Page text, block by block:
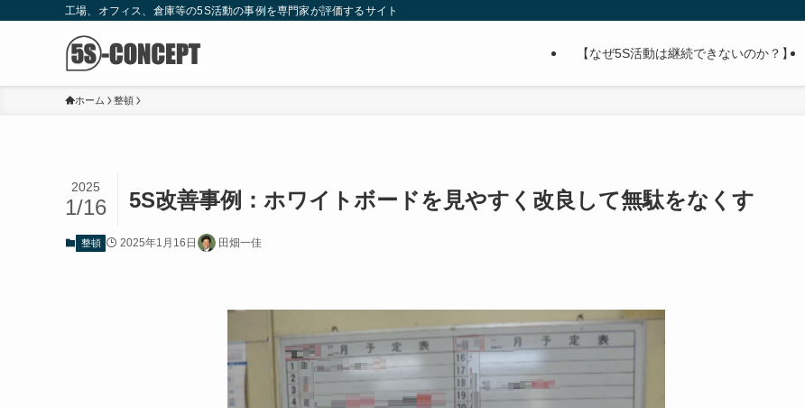
工場、オフィス、倉庫等の5S活動の事例を専門家が評価するサイト
【なぜ5S活動は継続できないのか？】
ホーム 整頓
5S改善事例：ホワイトボードを見やすく改良して無駄をなくす
2025
1/16
整頓 2025年1月16日 田畑一佳